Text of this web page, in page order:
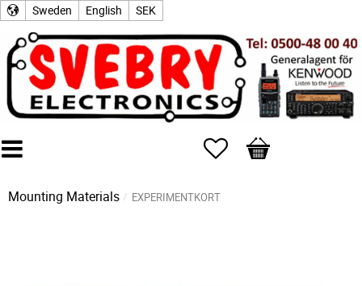
Sweden English SEK
Favorites
Basket
Mounting Materials EXPERIMENTKORT